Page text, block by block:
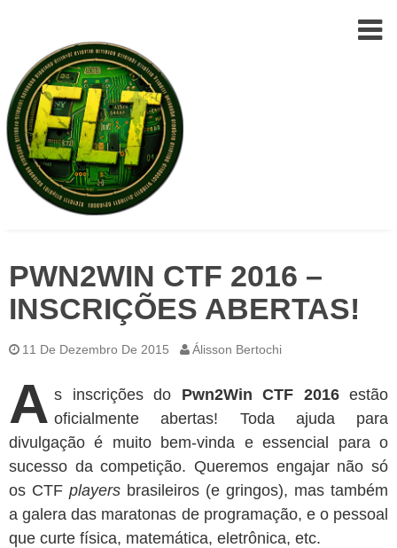
Team
(ELT)
to
content
PWN2WIN CTF 2016 –
INSCRIÇÕES ABERTAS!
11 De Dezembro De 2015 Álisson Bertochi
A s inscrições do Pwn2Win CTF 2016estão
oficialmente abertas! Toda ajuda para
divulgação é muito bem-vinda e essencial para o
sucesso da competição. Queremos engajar não só
os CTF players brasileiros (e gringos), mas também
a galera das maratonas de programação, e o pessoal
que curte física, matemática, eletrônica, etc.